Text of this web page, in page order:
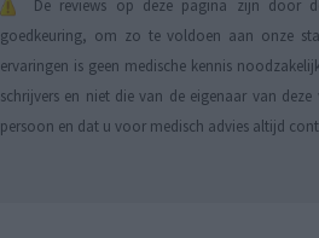
De reviews op deze pagina zijn door
goedkeuring, om zo te voldoen aan onze
ervaringen is geen medische kennis
schrijvers en niet die van de eigenaar van
persoon en dat u voor medisch advies altijd